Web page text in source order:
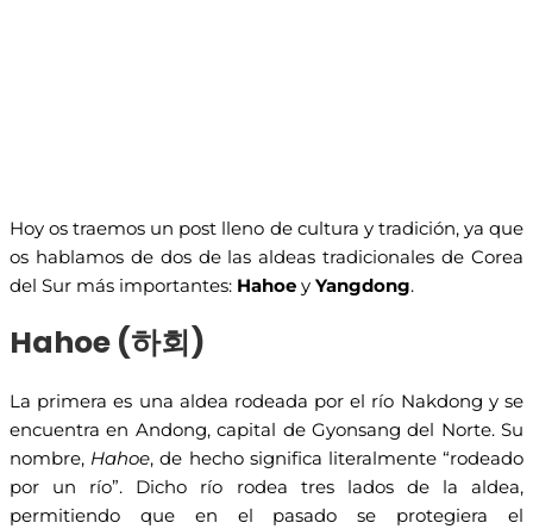
Hoy os traemos un post lleno de cultura y tradición, ya que
os hablamos de dos de las aldeas tradicionales de Corea
del Sur más importantes: Hahoe y Yangdong.
Hahoe (하회)
La primera es una aldea rodeada por el río Nakdong y se
encuentra en Andong, capital de Gyonsang del Norte. Su
nombre, Hahoe, de hecho significa literalmente “rodeado
por un río”. Dicho río rodea tres lados de la aldea,
permitiendo que en el pasado se protegiera el